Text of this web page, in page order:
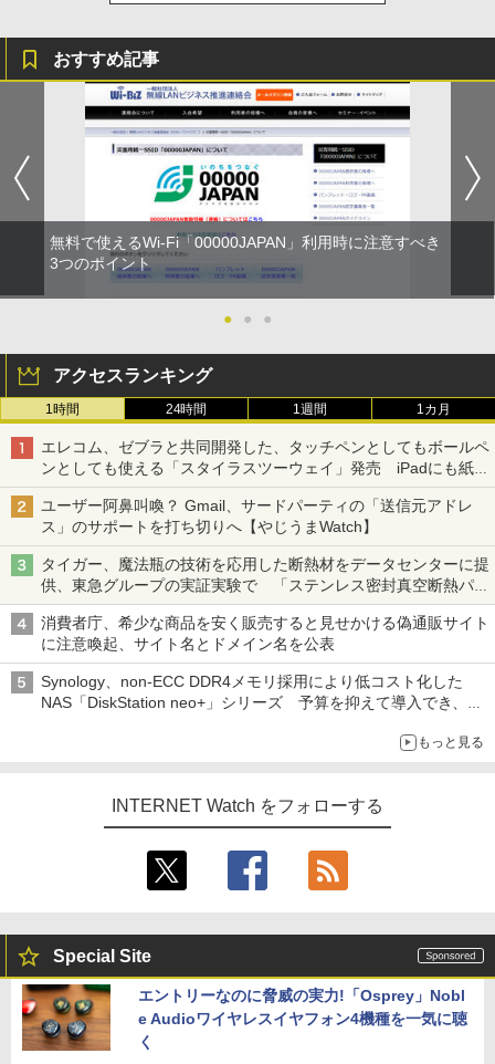
おすすめ記事
無料で使えるWi-Fi「00000JAPAN」利用時に注意すべき
3つのポイント
● ● ●
アクセスランキング
1時間 24時間 1週間 1カ月
エレコム、ゼブラと共同開発した、タッチペンとしてもボールペ
ンとしても使える「スタイラスツーウェイ」発売 iPadにも紙に
も、持ち替えずに書き込める
ユーザー阿鼻叫喚？ Gmail、サードパーティの「送信元アドレ
ス」のサポートを打ち切りへ【やじうまWatch】
タイガー、魔法瓶の技術を応用した断熱材をデータセンターに提
供、東急グループの実証実験で 「ステンレス密封真空断熱パネ
ル TIVIP」
消費者庁、希少な商品を安く販売すると見せかける偽通販サイト
に注意喚起、サイト名とドメイン名を公表
Synology、non-ECC DDR4メモリ採用により低コスト化した
NAS「DiskStation neo+」シリーズ 予算を抑えて導入でき、
もっと見る
INTERNET Watch をフォローする
Special Site
エントリーなのに脅威の実力!「Osprey」Nobl
e Audioワイヤレスイヤフォン4機種を一気に聴
く